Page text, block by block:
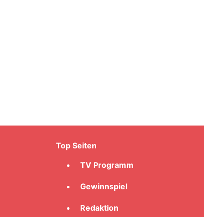
Top Seiten
TV Programm
Gewinnspiel
Redaktion